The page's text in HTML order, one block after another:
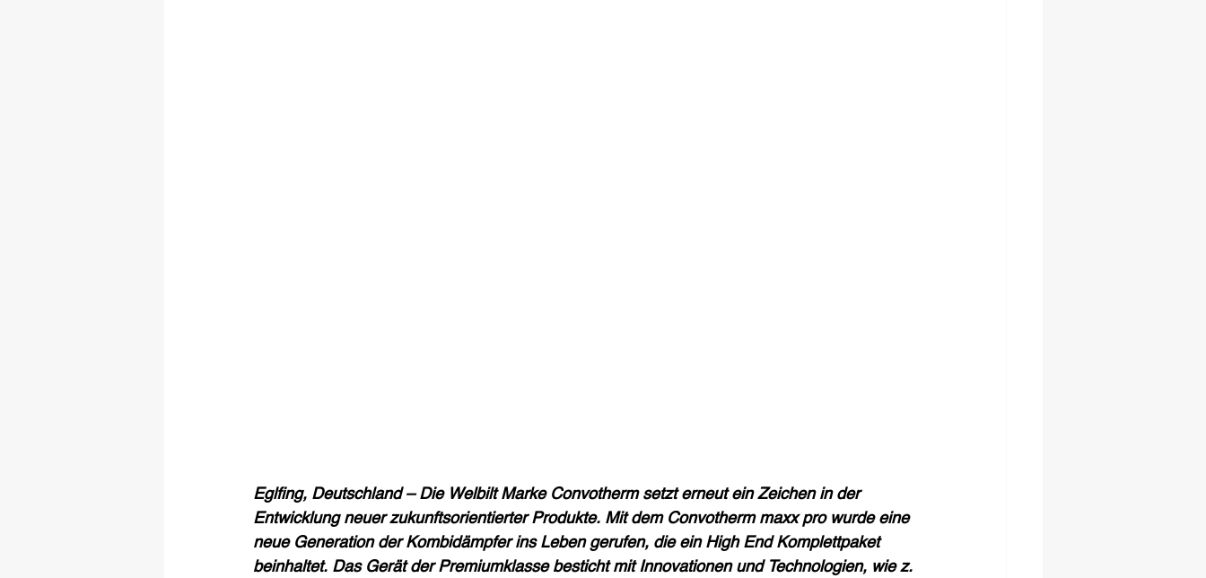
Eglfing, Deutschland – Die Welbilt Marke Convotherm setzt erneut ein Zeichen in der
Entwicklung neuer zukunftsorientierter Produkte. Mit dem Convotherm maxx pro wurde eine
neue Generation der Kombidämpfer ins Leben gerufen, die ein High End Komplettpaket
beinhaltet. Das Gerät der Premiumklasse besticht mit Innovationen und Technologien, wie z.